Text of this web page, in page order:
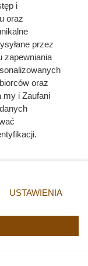
randka
i
oraz
przez
zapewniania
oraz
my i Zaufani
prywatności
Niektóre
takiemu
tylko
USTAWIENIA